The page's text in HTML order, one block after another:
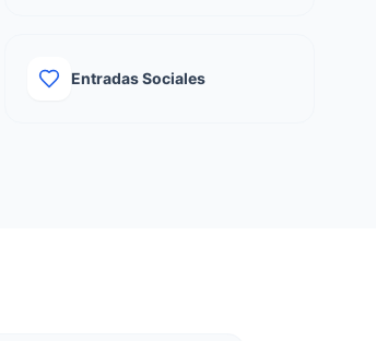
Entradas Sociales